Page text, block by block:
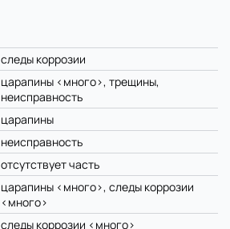
следы коррозии
царапины <много>, трещины,
неисправность
царапины
неисправность
отсутствует часть
царапины <много>, следы коррозии
<много>
следы коррозии <много>